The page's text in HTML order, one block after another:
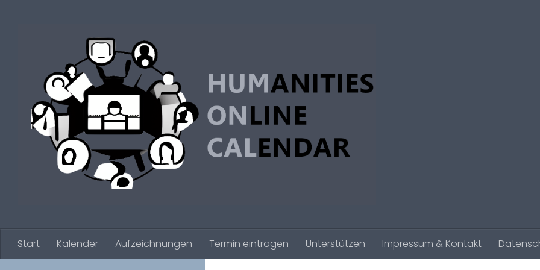
Start Kalender Aufzeichnungen Termin eintragen Unterstützen Impressum & Kontakt